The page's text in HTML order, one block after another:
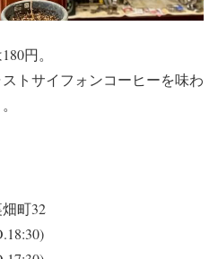
円。
トサイフォンコーヒーを味わ
町32